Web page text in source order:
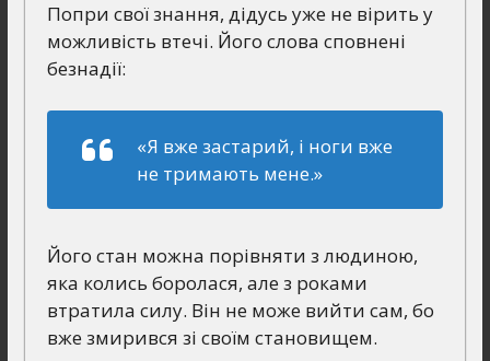
Попри свої знання, дідусь уже не вірить у
можливість втечі. Його слова сповнені
безнадії:
«Я вже застарий, і ноги вже
не тримають мене.»
Його стан можна порівняти з людиною,
яка колись боролася, але з роками
втратила силу. Він не може вийти сам, бо
вже змирився зі своїм становищем.